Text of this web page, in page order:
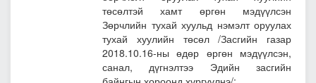
төсөлтэй хамт өргөн мэдүүлсэн
Зөрчлийн тухай хуульд нэмэлт оруулах
тухай хуулийн төсөл/Засгийн газар
2018.10.16-ны өдөр өргөн мэдүүлсэн,
санал, дүгнэлтээ Эдийн засгийн